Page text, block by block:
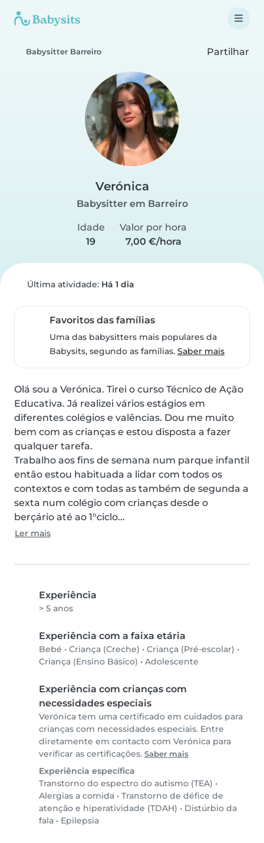
Babysitter Barreiro Partilhar
Verónica
Babysitter em Barreiro
Idade
19
Valor por hora
7,00 €/hora
Última atividade: Há 1 dia
Favoritos das famílias
Uma das babysitters mais populares da
Babysits, segundo as famílias.Saber mais
Olá sou a Verónica. Tirei o curso Técnico de Ação
Educativa. Já realizei vários estágios em
diferentes colégios e valências. Dou me muito
bem com as crianças e estou disposta a fazer
qualquer tarefa.
Trabalho aos fins de semana num parque infantil
então estou habituada a lidar com todos os
contextos e com todas as também de segunda a
sexta num colégio com crianças desde o
berçário até ao 1°ciclo...
Ler mais
Experiência
> 5 anos
Experiência com a faixa etária
Bebé • Criança (Creche) • Criança (Pré-escolar) •
Criança (Ensino Básico) • Adolescente
Experiência com crianças com
necessidades especiais
Verónica tem uma certificado em cuidados para
crianças com necessidades especiais. Entre
diretamente em contacto com Verónica para
verificar as certificações. Saber mais
Experiência específica
Transtorno do espectro do autismo (TEA) •
Alergias a comida • Transtorno de défice de
atenção e hiperatividade (TDAH) • Distúrbio da
fala • Epilepsia